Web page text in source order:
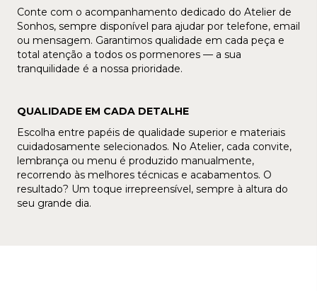
Conte com o acompanhamento dedicado do Atelier de
Sonhos, sempre disponível para ajudar por telefone, email
ou mensagem. Garantimos qualidade em cada peça e
total atenção a todos os pormenores — a sua
tranquilidade é a nossa prioridade.
QUALIDADE EM CADA DETALHE
Escolha entre papéis de qualidade superior e materiais
cuidadosamente selecionados. No Atelier, cada convite,
lembrança ou menu é produzido manualmente,
recorrendo às melhores técnicas e acabamentos. O
resultado? Um toque irrepreensível, sempre à altura do
seu grande dia.